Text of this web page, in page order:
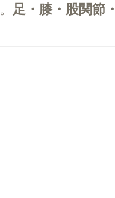
足・膝・股関節